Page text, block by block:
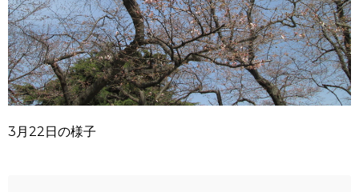
3月22日の様子